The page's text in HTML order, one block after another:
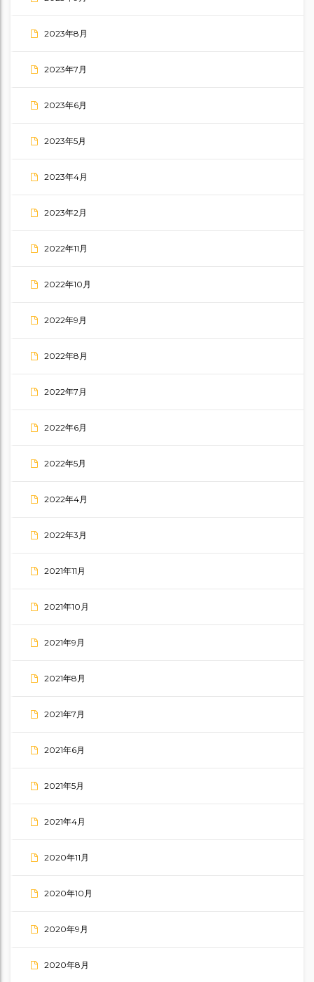
2023年8月
2023年7月
2023年6月
2023年5月
2023年4月
2023年2月
2022年11月
2022年10月
2022年9月
2022年8月
2022年7月
2022年6月
2022年5月
2022年4月
2022年3月
2021年11月
2021年10月
2021年9月
2021年8月
2021年7月
2021年6月
2021年5月
2021年4月
2020年11月
2020年10月
2020年9月
2020年8月